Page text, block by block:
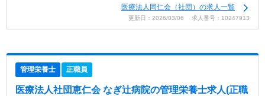
医療法人同仁会（社団）の求人一覧
更新日：2026/03/06 求人番号：10247913
管理栄養士 正職員
医療法人社団恵仁会 なぎ辻病院の管理栄養士求人(正職